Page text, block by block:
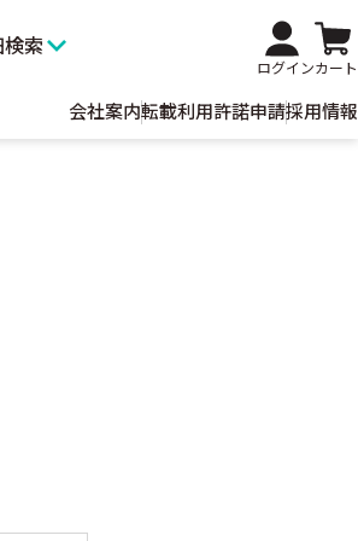
索
ログインカート
会社案内転載利用許諾申請採用情報